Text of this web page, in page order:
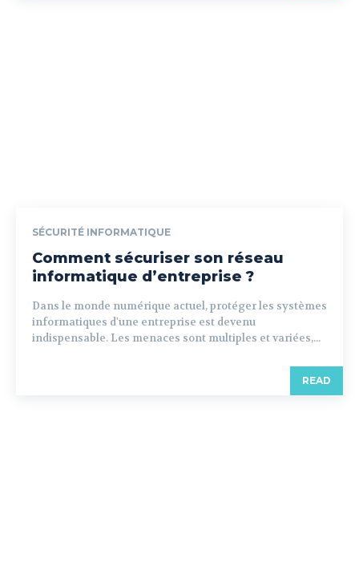
SÉCURITÉ INFORMATIQUE
Comment sécuriser son réseau
informatique d’entreprise ?
Dans le monde numérique actuel, protéger les systèmes
informatiques d'une entreprise est devenu
indispensable. Les menaces sont multiples et variées,...
READ